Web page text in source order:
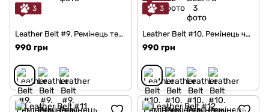
3
Leather Belt #9. Ремінець темно-коричневий з натуральної шкіри з золотою фурнітурою
990 грн
3
Leather Belt #10. Ремінець чорний з натуральної шкіри з золотою фурнітурою
990 грн